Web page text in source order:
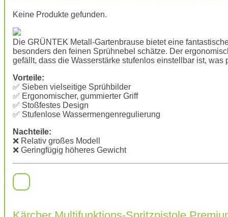
Keine Produkte gefunden.
Die GRÜNTEK Metall-Gartenbrause bietet eine
besonders den feinen Sprühnebel schätze. Der
gefällt, dass die Wasserstärke stufenlos einstellbar ist, was
Vorteile:
✅ Sieben vielseitige Sprühbilder
✅ Ergonomischer, gummierter Griff
✅ Stoßfestes Design
✅ Stufenlose Wassermengenregulierung
Nachteile:
❌ Relativ großes Modell
❌ Geringfügig höheres Gewicht